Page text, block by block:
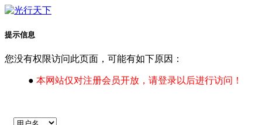
提示信息
您没有权限访问此页面，可能有如下原因：
● 本网站仅对注册会员开放，请登录以后进行访问！